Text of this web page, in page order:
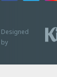
Designed
by